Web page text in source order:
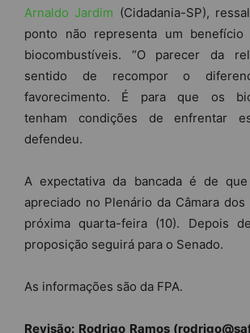
Arnaldo Jardim (Cidadania-SP),
ponto não representa um benefício
biocombustíveis. “O parecer da
sentido de recompor o
favorecimento. É para que os
tenham condições de enfrentar
defendeu.
A expectativa da bancada é de
apreciado no Plenário da Câmara dos
próxima quarta-feira (10). Depois
proposição seguirá para o Senado.
As informações são da FPA.
Revisão: Rodrigo Ramos